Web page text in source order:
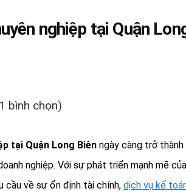
nghiệp tại Quận
bình chọn)
tại Quận Long Biên ngày càng trở
nghiệp. Với sự phát triển mạnh mẽ
cầu về sự ổn định tài chính, dịch vụ kế